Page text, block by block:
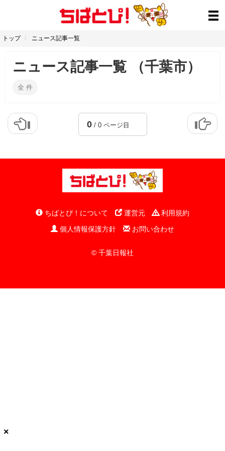
トップ ニュース記事一覧
ニュース記事一覧 （千葉市）
全 件
0/ 0 ページ目
ちばとぴ！について 運営元
利用規約
個人情報保護方針
お問い合わせ
© 千葉日報社
×